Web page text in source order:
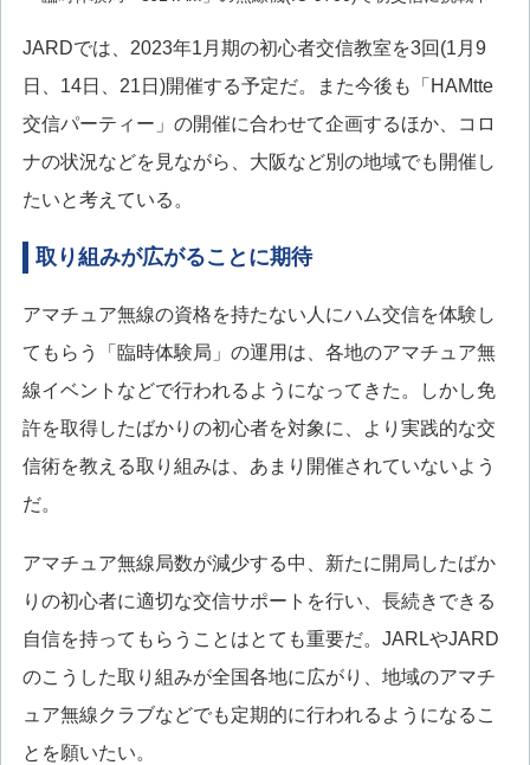
JARDでは、2023年1月期の初心者交信教室を3回(1月9
日、14日、21日)開催する予定だ。また今後も「HAMtte
交信パーティー」の開催に合わせて企画するほか、コロ
ナの状況などを見ながら、大阪など別の地域でも開催し
たいと考えている。
取り組みが広がることに期待
アマチュア無線の資格を持たない人にハム交信を体験し
てもらう「臨時体験局」の運用は、各地のアマチュア無
線イベントなどで行われるようになってきた。しかし免
許を取得したばかりの初心者を対象に、より実践的な交
信術を教える取り組みは、あまり開催されていないよう
だ。
アマチュア無線局数が減少する中、新たに開局したばか
りの初心者に適切な交信サポートを行い、長続きできる
自信を持ってもらうことはとても重要だ。JARLやJARD
のこうした取り組みが全国各地に広がり、地域のアマチ
ュア無線クラブなどでも定期的に行われるようになるこ
とを願いたい。